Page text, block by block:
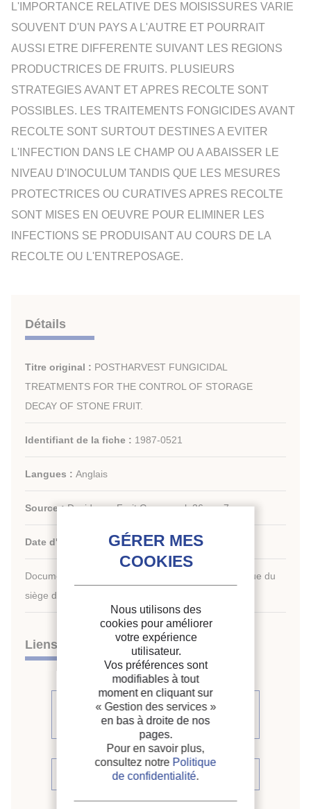
L'IMPORTANCE RELATIVE DES MOISISSURES VARIE
SOUVENT D'UN PAYS A L'AUTRE ET POURRAIT
AUSSI ETRE DIFFERENTE SUIVANT LES REGIONS
PRODUCTRICES DE FRUITS. PLUSIEURS
STRATEGIES AVANT ET APRES RECOLTE SONT
POSSIBLES. LES TRAITEMENTS FONGICIDES AVANT
RECOLTE SONT SURTOUT DESTINES A EVITER
L'INFECTION DANS LE CHAMP OU A ABAISSER LE
NIVEAU D'INOCULUM TANDIS QUE LES MESURES
PROTECTRICES OU CURATIVES APRES RECOLTE
SONT MISES EN OEUVRE POUR ELIMINER LES
INFECTIONS SE PRODUISANT AU COURS DE LA
RECOLTE OU L'ENTREPOSAGE.
Détails
Titre original : POSTHARVEST FUNGICIDAL
TREATMENTS FOR THE CONTROL OF STORAGE
DECAY OF STONE FRUIT.
Identifiant de la fiche : 1987-0521
Langues : Anglais
Source :Deciduous Fruit Grow. - vol. 36 - n. 7
Date d'édition : 1986
Document disponible en consultation à la bibliothèque du
siège de l'IIF uniquement.
Liens
Voir d'autres articles du même
numéro (1)
Voir la source
Nous utilisons des
cookies pour améliorer
votre expérience
utilisateur.
Vos préférences sont
modifiables à tout
moment en cliquant sur
« Gestion des services »
en bas à droite de nos
pages.
Pour en savoir plus,
consultez notre Politique
de confidentialité.